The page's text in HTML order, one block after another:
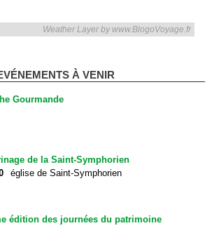
Weather Layer by www.BlogoVoyage.fr
À VENIR
Gourmande
de la Saint-Symphorien
église de Saint-Symphorien
édition des journées du patrimoine